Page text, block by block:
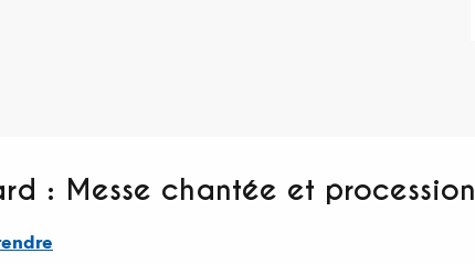
: Messe chantée et procession